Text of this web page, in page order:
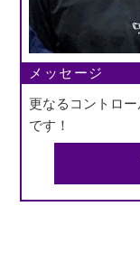
メッセージ
更なるコントロ
です！